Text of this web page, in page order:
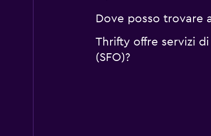
Dove posso trovare
Thrifty offre servizi
(SFO)?